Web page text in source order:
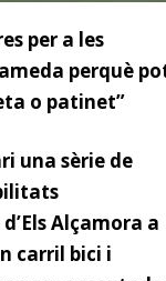
per a les
perquè
o patinet”
una sèrie de
Alçamora a
carril bici i